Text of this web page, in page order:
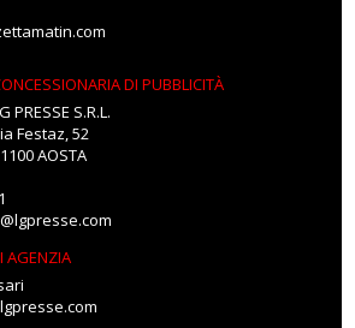
DI PUBBLICITÀ
PRESSE S.R.L.
Festaz, 52
AOSTA
AGENZIA